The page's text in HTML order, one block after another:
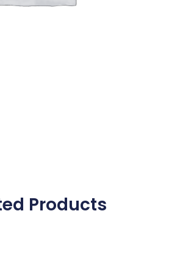
Products